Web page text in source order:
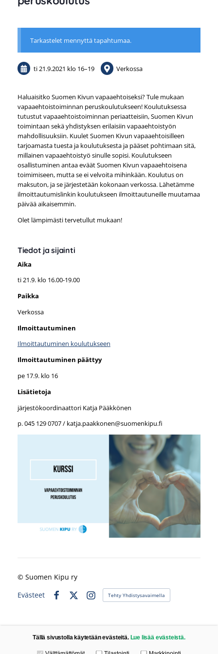
Tarkastelet mennyttä tapahtumaa.
ti 21.9.2021 klo 16–19 Verkossa
Haluaisitko Suomen Kivun vapaaehtoiseksi? Tule mukaan
vapaaehtoistoiminnan peruskoulutukseen! Koulutuksessa
tutustut vapaaehtoistoiminnan periaatteisiin, Suomen Kivun
toimintaan sekä yhdistyksen erilaisiin vapaaehtoistyön
mahdollisuuksiin. Kuulet Suomen Kivun vapaaehtoisilleen
tarjoamasta tuesta ja koulutuksesta ja pääset pohtimaan sitä,
millainen vapaaehtoistyö sinulle sopisi. Koulutukseen
osallistuminen antaa eväät Suomen Kivun vapaaehtoisena
toimimiseen, mutta se ei velvoita mihinkään. Koulutus on
maksuton, ja se järjestetään kokonaan verkossa. Lähetämme
ilmoittautumislinkin koulutukseen ilmoittautuneille muutamaa
päivää aikaisemmin.
Olet lämpimästi tervetullut mukaan!
Tiedot ja sijainti
Aika
ti 21.9. klo 16.00-19.00
Paikka
Verkossa
Ilmoittautuminen
Ilmoittautuminen koulutukseen
Ilmoittautuminen päättyy
pe 17.9. klo 16
Lisätietoja
järjestökoordinaattori Katja Pääkkönen
p. 045 129 0707 / katja.paakkonen@suomenkipu.fi
© Suomen Kipu ry
Evästeet
Facebook
X Instagram
Tehty Yhdistysavaimella
Tällä sivustolla käytetään evästeitä. Lue lisää evästeistä.
Valitse käytettävät evästeet